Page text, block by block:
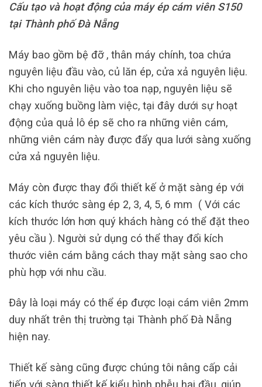
Cấu tạo và hoạt động của máy ép cám viên S150
tại Thành phố Đà Nẵng
Máy bao gồm bệ đỡ , thân máy chính, toa chứa
nguyên liệu đầu vào, củ lăn ép, cửa xả nguyên liệu.
Khi cho nguyên liệu vào toa nạp, nguyên liệu sẽ
chạy xuống buồng làm việc, tại đây dưới sự hoạt
động của quả lô ép sẽ cho ra những viên cám,
những viên cám này được đẩy qua lưới sàng xuống
cửa xả nguyên liệu.
Máy còn được thay đổi thiết kế ở mặt sàng ép với
các kích thước sàng ép 2, 3, 4, 5, 6 mm ( Với các
kích thước lớn hơn quý khách hàng có thể đặt theo
yêu cầu ). Người sử dụng có thể thay đổi kích
thước viên cám bằng cách thay mặt sàng sao cho
phù hợp với nhu cầu.
Đây là loại máy có thể ép được loại cám viên 2mm
duy nhất trên thị trường tại Thành phố Đà Nẵng
hiện nay.
Thiết kế sàng cũng được chúng tôi nâng cấp cải
tiến với sàng thiết kế kiểu hình phễu hai đầu, giúp